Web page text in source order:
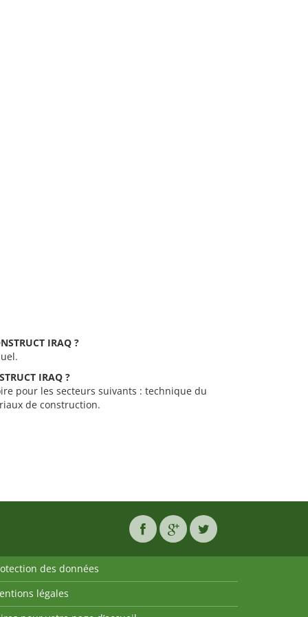
IRAQ ?
IRAQ ?
pour les secteurs suivants : technique du
de construction.
des données
légales